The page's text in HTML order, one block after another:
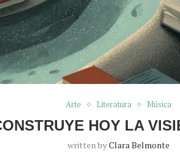
Arte Literatura Música
HOY LA
written byClara Belmonte